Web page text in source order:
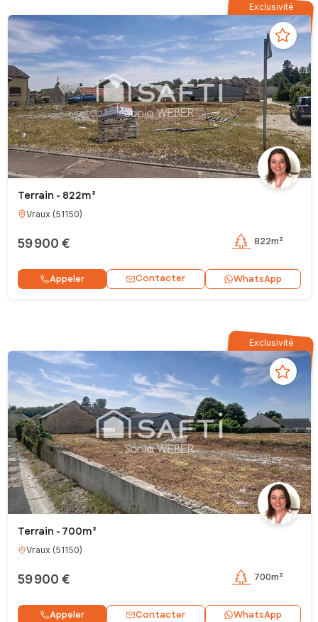
Exclusivité
Terrain - 822m²
Vraux (51150)
59 900 € 822m²
Appeler Contacter WhatsApp
Exclusivité
Terrain - 700m²
Vraux (51150)
59 900 € 700m²
Appeler Contacter WhatsApp